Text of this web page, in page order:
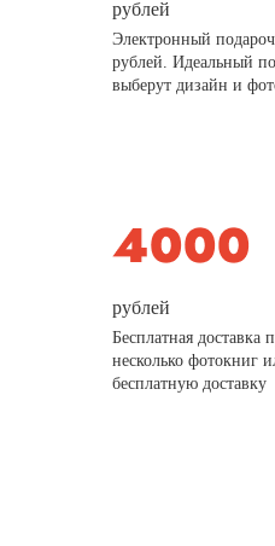
рублей
Электронный
рублей. Идеальный
выберут дизайн и
рублей
Бесплатная доставка
несколько фотокниг
бесплатную доставку